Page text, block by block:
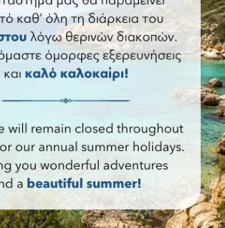
(
Mainalon Trail ) με τα ατελείωτα
με πλούσια βλάστηση.
του Βουραϊκού.
Πελοπόννησος